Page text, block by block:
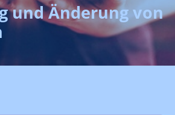
und Änderung von